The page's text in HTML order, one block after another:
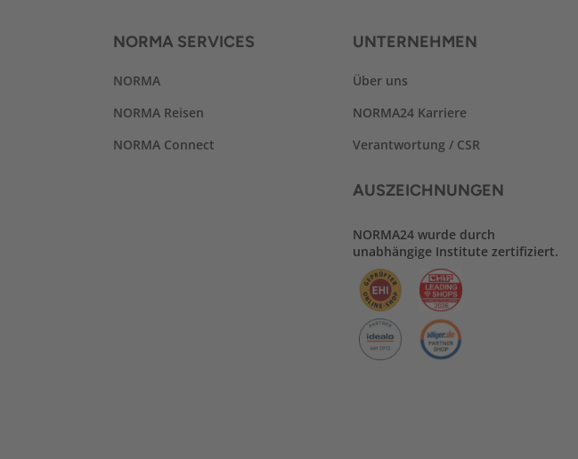
NORMA SERVICES
NORMA
NORMA Reisen
NORMA Connect
UNTERNEHMEN
Über uns
NORMA24 Karriere
Verantwortung / CSR
AUSZEICHNUNGEN
NORMA24 wurde durch
unabhängige Institute zertifiziert.